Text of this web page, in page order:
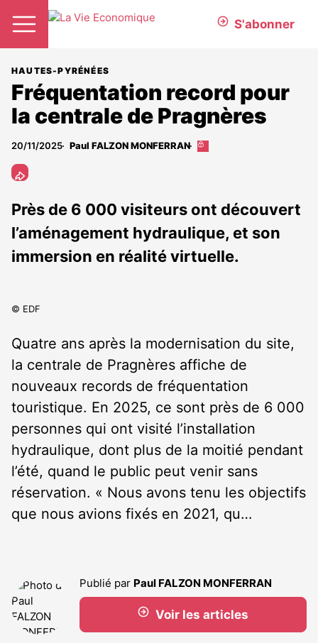
S'abonner
HAUTES-PYRÉNÉES
Fréquentation record pour
la centrale de Pragnères
20/11/2025 Paul FALZON MONFERRAN
Cet
abonnés
Près de 6 000 visiteurs ont découvert
l’aménagement hydraulique, et son
immersion en réalité virtuelle.
© EDF
Quatre ans après la modernisation du site,
la centrale de Pragnères affiche de
nouveaux records de fréquentation
touristique. En 2025, ce sont près de 6 000
personnes qui ont visité l’installation
hydraulique, dont plus de la moitié pendant
l’été, quand le public peut venir sans
réservation. « Nous avons tenu les objectifs
que nous avions fixés en 2021, qu…
Publié par Paul FALZON MONFERRAN
Voir les articles